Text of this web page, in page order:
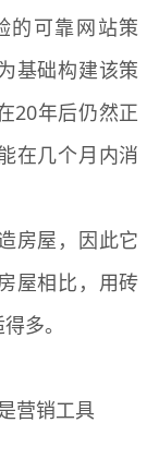
的可靠网站策
基础构建该策
20年后仍然正
在几个月内消
房屋，因此它
屋相比，用砖
多。
营销工具